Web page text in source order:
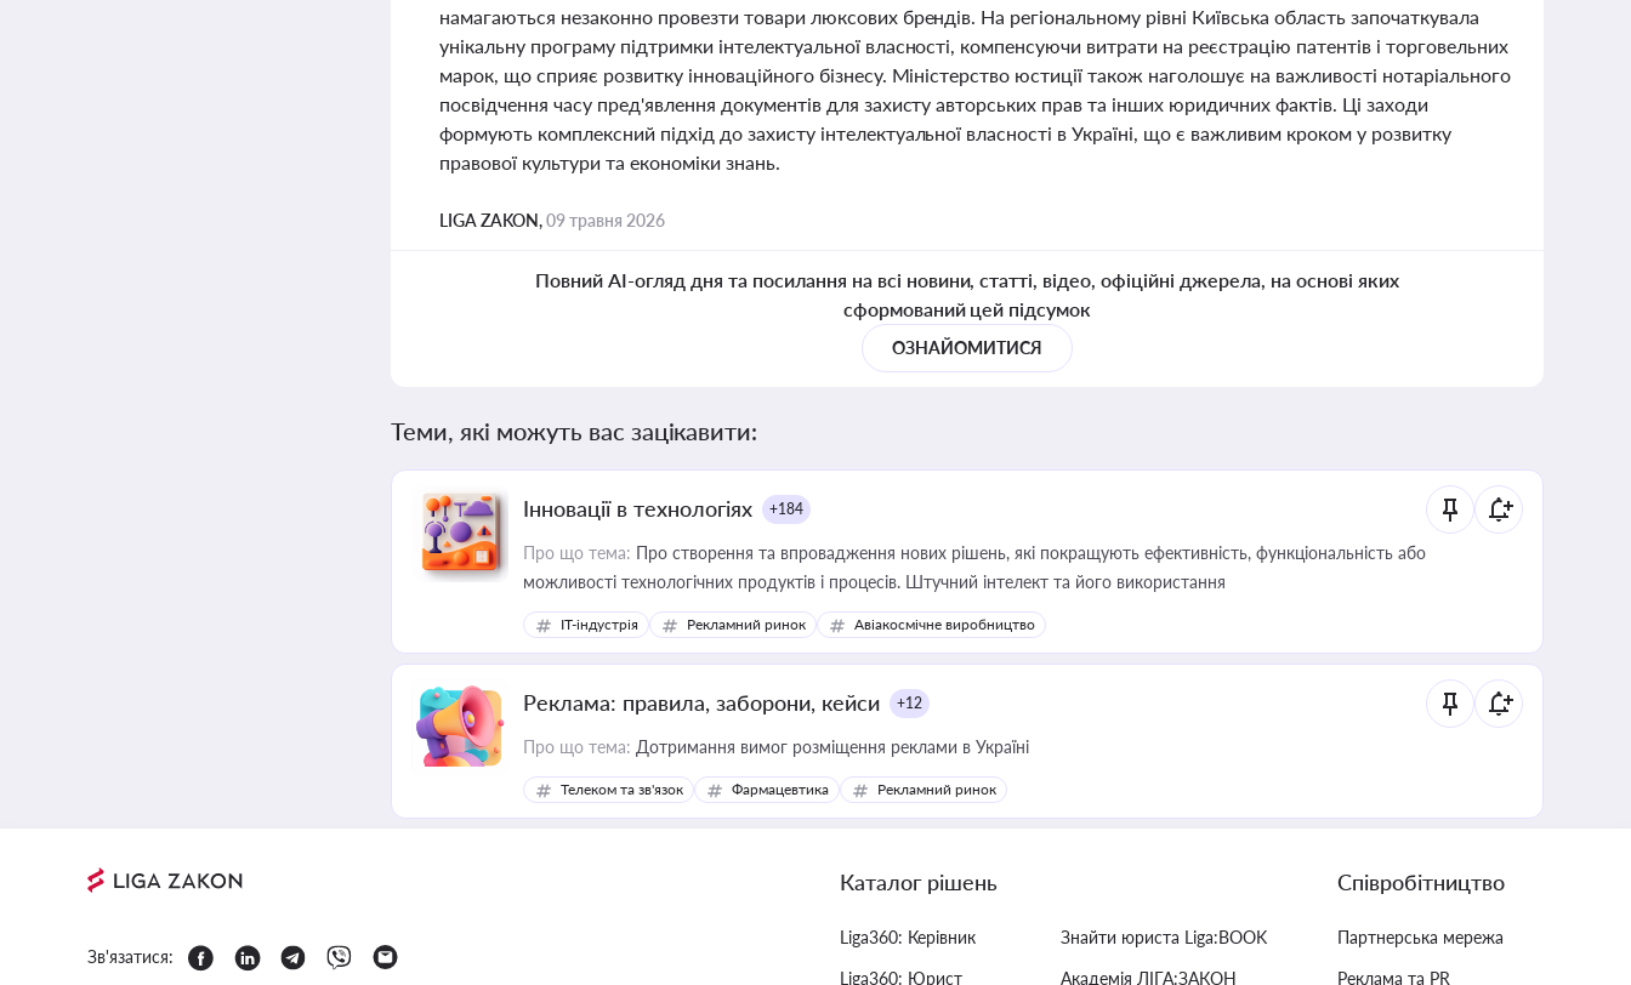
намагаються незаконно провезти товари люксових брендів. На регіональному рівні Київська область започаткувала
унікальну програму підтримки інтелектуальної власності, компенсуючи витрати на реєстрацію патентів і торговельних
марок, що сприяє розвитку інноваційного бізнесу. Міністерство юстиції також наголошує на важливості нотаріального
посвідчення часу пред'явлення документів для захисту авторських прав та інших юридичних фактів. Ці заходи
формують комплексний підхід до захисту інтелектуальної власності в Україні, що є важливим кроком у розвитку
правової культури та економіки знань.
LIGA ZAKON,09 травня 2026
Повний AI-огляд дня та посилання на всі новини, статті, відео, офіційні джерела, на основі яких
сформований цей підсумок
ОЗНАЙОМИТИСЯ
Теми, які можуть вас зацікавити:
Інновації в технологіях +184
Про що тема: Про створення та впровадження нових рішень, які покращують ефективність, функціональність або
можливості технологічних продуктів і процесів. Штучний інтелект та його використання
IT-індустрія Рекламний ринок Авіакосмічне виробництво
Реклама: правила, заборони, кейси +12
Про що тема: Дотримання вимог розміщення реклами в Україні
Телеком та зв'язок Фармацевтика Рекламний ринок
Зв'язатися:
Каталог рішень
Liga360: Керівник
Liga360: Юрист
Знайти юриста Liga:BOOK
Академія ЛІГА:ЗАКОН
Співробітництво
Партнерська мережа
Реклама та PR